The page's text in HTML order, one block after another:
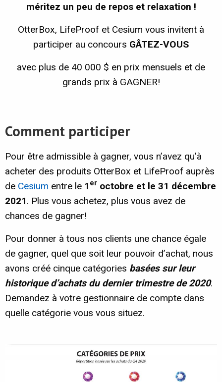
méritez un peu de repos et relaxation !
OtterBox, LifeProof et Cesium vous invitent à
participer au concours GÂTEZ-VOUS
avec plus de 40 000 $ en prix mensuels et de
grands prix à GAGNER!
Comment participer
Pour être admissible à gagner, vous n’avez qu’à
acheter des produits OtterBox et LifeProof auprès
de Cesium entre le 1 er octobre et le 31 décembre
2021. Plus vous achetez, plus vous avez de
chances de gagner!
Pour donner à tous nos clients une chance égale
de gagner, quel que soit leur pouvoir d’achat, nous
avons créé cinque catégories basées sur leur
historique d’achats du dernier trimestre de 2020.
Demandez à votre gestionnaire de compte dans
quelle catégorie vous vous situez.